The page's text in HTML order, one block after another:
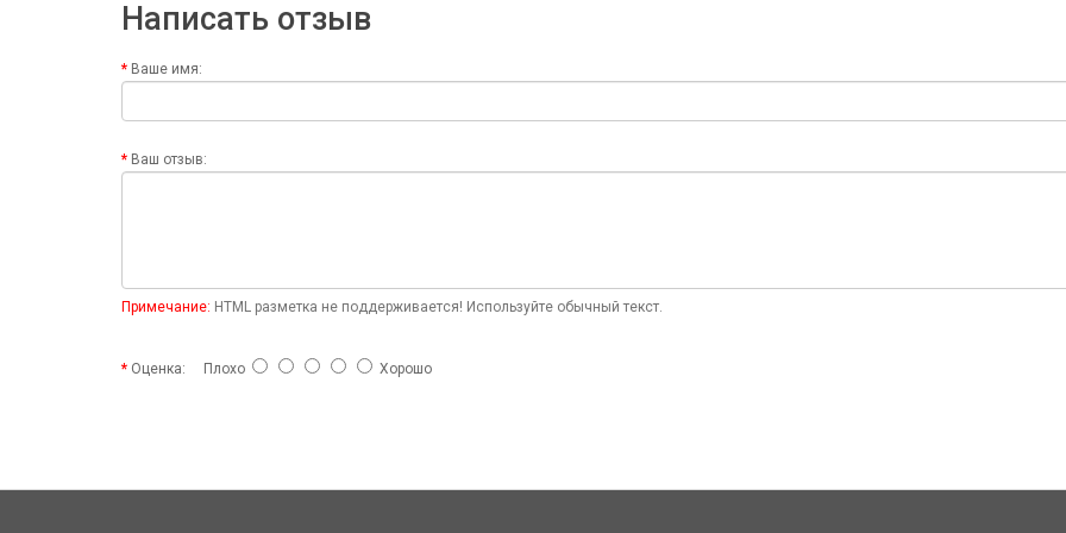
Написать отзыв
Ваше имя:
Ваш отзыв:
Примечание: HTML разметка не поддерживается! Используйте обычный текст.
Оценка: Плохо Хорошо